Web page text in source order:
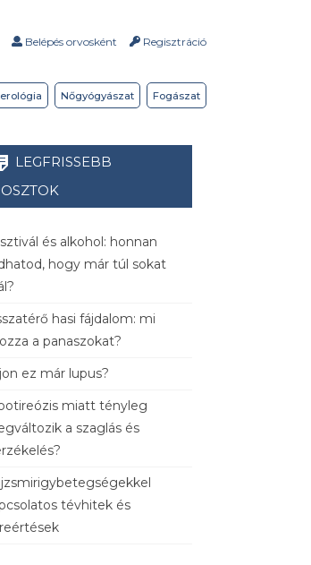
Belépés orvosként Regisztráció
Fogászat
Nőgyógyászat
LEGFRISSEBB
és alkohol: honnan
hogy már túl sokat
hasi fájdalom: mi
a panaszokat?
ez már lupus?
miatt tényleg
a szaglás és
tévhitek és